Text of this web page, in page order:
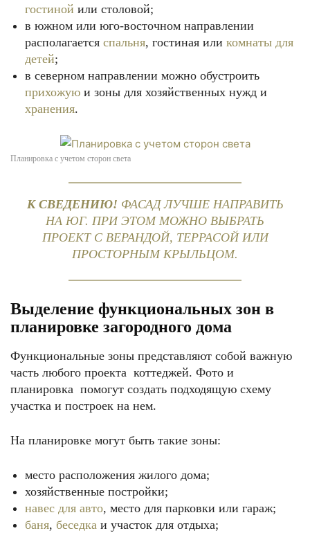
гостиной или столовой;
в южном или юго-восточном направлении
располагается спальня, гостиная или комнаты для
детей;
в северном направлении можно обустроить
прихожую и зоны для хозяйственных нужд и
хранения.
Планировка с учетом сторон света
К СВЕДЕНИЮ! ФАСАД ЛУЧШЕ НАПРАВИТЬ
НА ЮГ. ПРИ ЭТОМ МОЖНО ВЫБРАТЬ
ПРОЕКТ С ВЕРАНДОЙ, ТЕРРАСОЙ ИЛИ
ПРОСТОРНЫМ КРЫЛЬЦОМ.
Выделение функциональных зон в
планировке загородного дома
Функциональные зоны представляют собой важную
часть любого проекта коттеджей. Фото и
планировка помогут создать подходящую схему
участка и построек на нем.
На планировке могут быть такие зоны:
место расположения жилого дома;
хозяйственные постройки;
навес для авто, место для парковки или гараж;
баня, беседка и участок для отдыха;